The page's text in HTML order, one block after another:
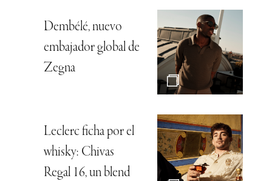
Dembélé, nuevo
embajador global de
Zegna
Leclerc ficha por el
whisky: Chivas
Regal 16, un blend